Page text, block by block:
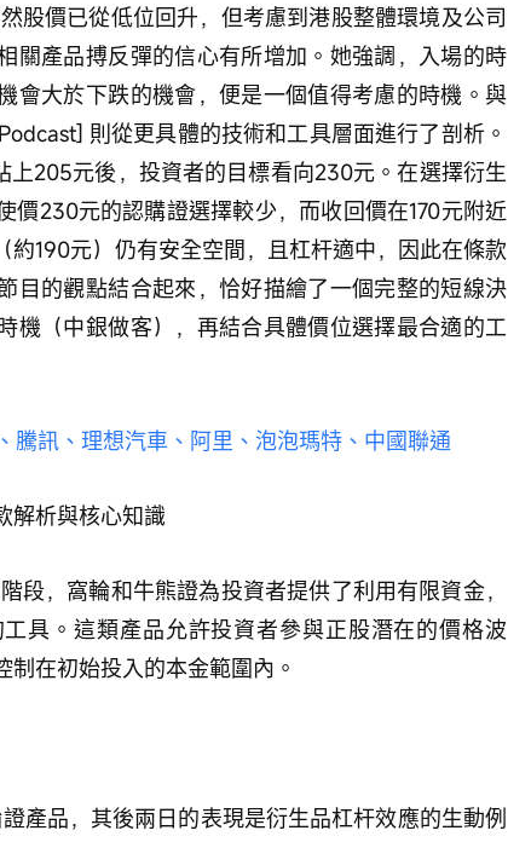
股價已從低位回升，但考慮到港股整體環境及公司
關產品搏反彈的信心有所增加。她強調，入場的時
會大於下跌的機會，便是一個值得考慮的時機。與
則從更具體的技術和工具層面進行了剖析。
上205元後，投資者的目標看向230元。在選擇衍生
價230元的認購證選擇較少，而收回價在170元附近
約190元）仍有安全空間，且杠杆適中，因此在條款
目的觀點結合起來，恰好描繪了一個完整的短線決
機（中銀做客），再結合具體價位選擇最合適的工
騰訊、理想汽車、阿里、泡泡瑪特、中國聯通
解析與核心知識
具。這類產品允許投資者參與正股潛在的價格波
在初始投入的本金範圍內。
產品，其後兩日的表現是衍生品杠杆效應的生動例